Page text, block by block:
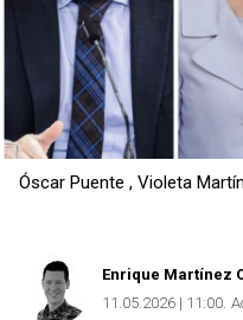
Óscar Puente , Violeta
Enrique Martínez
11.05.2026 | 11:00